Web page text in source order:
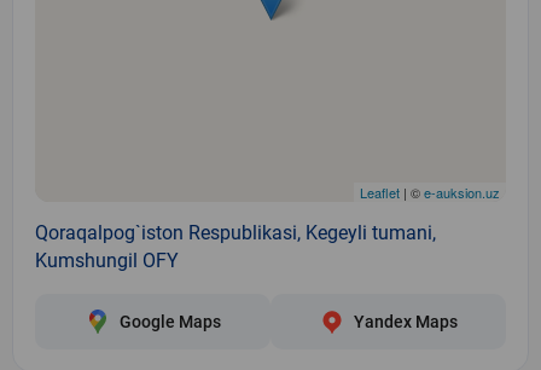
Leaflet | ©e-auksion.uz
Qoraqalpog`iston Respublikasi, Kegeyli tumani,
Kumshungil OFY
Google Maps Yandex Maps